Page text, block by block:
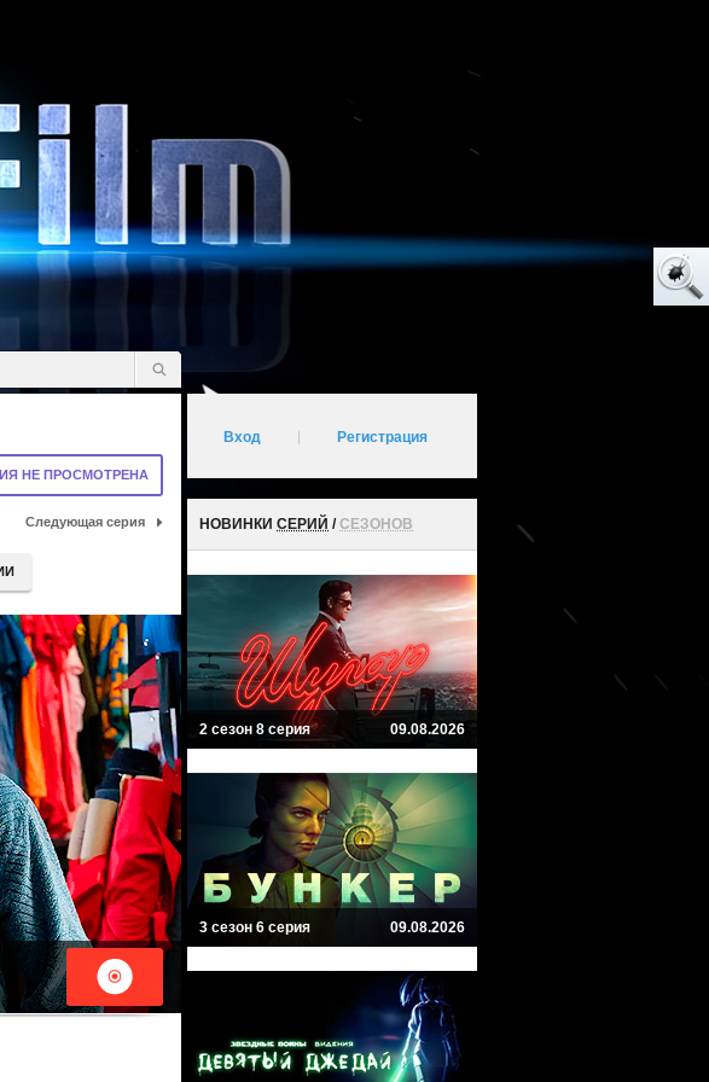
НЕ ПРОСМОТРЕНА
Следующая серия
Вход Регистрация
НОВИНКИ СЕРИЙ /СЕЗОНОВ
2 сезон 8 серия 09.08.2026
3 сезон 6 серия 09.08.2026